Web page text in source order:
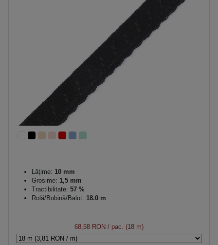
Lăţime: 10 mm
Grosime: 1,5 mm
Tractibilitate: 57 %
Rolă/Bobină/Balot: 18.0 m
68,58 RON / pac. (18 m)